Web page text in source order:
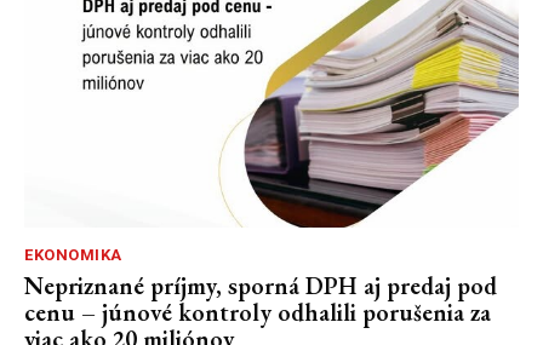
EKONOMIKA
Nepriznané príjmy, sporná DPH aj predaj pod
cenu – júnové kontroly odhalili porušenia za